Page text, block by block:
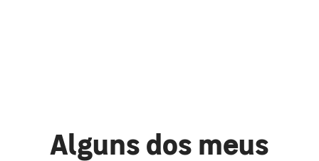
Alguns dos meus